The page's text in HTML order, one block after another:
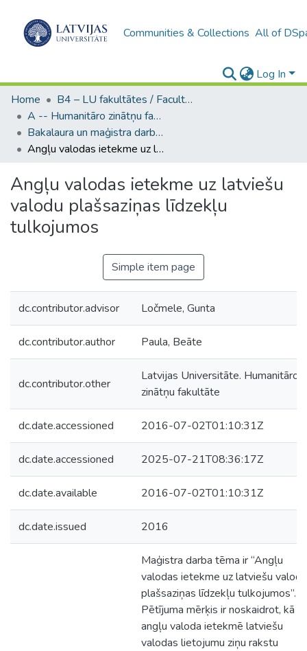
Communities & Collections All of
Log In
Home
B4 – LU fakultātes / Faculties of the UL
A -- Humanitāro zinātņu fakultāte / Faculty of Humanities
Bakalaura un maģistra darbi (HZF) / Bachelor's and Master's theses
Angļu valodas ietekme uz latviešu valodu plašsaziņas līdzekļu tulkojumos
Angļu valodas ietekme uz latviešu
valodu plašsaziņas līdzekļu
tulkojumos
Simple item page
dc.contributor.advisor Ločmele, Gunta
dc.contributor.author Paula, Beāte
dc.contributor.other
Latvijas Universitāte. Humanitāro
zinātņu fakultāte
dc.date.accessioned 2016-07-02T01:10:31Z
dc.date.accessioned 2025-07-21T08:36:17Z
dc.date.available 2016-07-02T01:10:31Z
dc.date.issued 2016
Maģistra darba tēma ir “Angļu
valodas ietekme uz latviešu valodu
plašsaziņas līdzekļu tulkojumos”.
Pētījuma mērķis ir noskaidrot, kā
angļu valoda ietekmē latviešu
valodas lietojumu ziņu rakstu